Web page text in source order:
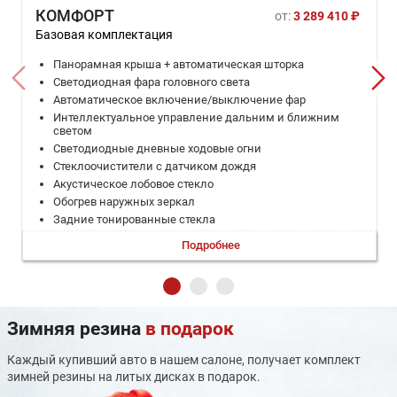
КОМФОРТ от:3 289 410 ₽
Базовая комплектация
Панорамная крыша + автоматическая шторка
Светодиодная фара головного света
Автоматическое включение/выключение фар
Интеллектуальное управление дальним и ближним
светом
Светодиодные дневные ходовые огни
Стеклоочистители с датчиком дождя
Акустическое лобовое стекло
Обогрев наружных зеркал
Задние тонированные стекла
Кожаная отделка рулевого колеса
Водительское сиденье с электрорегулировкой 8-
2-х зонный климат-контроль
12,6-дюймовый центральный экран
Динамики 8 (Dynaudio)
Атмосферный свет
Подробнее
Зимняя резина в подарок
Каждый купивший авто в нашем салоне, получает комплект
зимней резины на литых дисках в подарок.